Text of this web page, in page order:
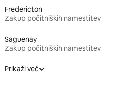
Fredericton
Zakup počitniških namestitev
Saguenay
Zakup počitniških namestitev
Prikaži več